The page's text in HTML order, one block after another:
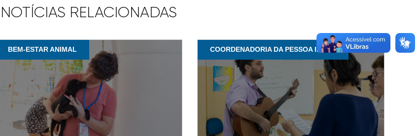
NOTÍCIAS RELACIONADAS
BEM-ESTAR ANIMAL COORDENADORIA DA PESSOA IDOSA